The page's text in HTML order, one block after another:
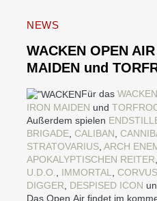
NEWS
WACKEN OPEN
MAIDEN und
Für das
IRON MAIDEN und
Außerdem spielen
BRIGADE CALIBAN
STRATOVARIUS ARCH
APOKALYPTISCHEN REITER
U.D.O.
IMMORTAL
DIGGER
DESPISED ICON
Das Open Air findet im